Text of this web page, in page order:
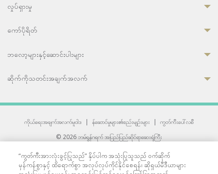
လှုပ်ရှားမှု
ကော်ပိုရိတ်
ဘလော့များနှင့်ဆောင်းပါးများ
ဆိုက်ကိုသတင်းအချက်အလက်
ကိုယ်ရေးအချက်အလက်မူဝါဒ | န်ဆောင်မှုများ၏စည်းမျဉ်းများ |
ကွတ်ကီးပေါ်လစီ
© 2026 ဘမ်ရွန်ဂရက် အပြည်ပြည်ဆိုင်ရာဆေးရုံကြီး
33 Sukhumvit 3, Wattana, Bangkok 10110 Thailand.
All rights reserved.
“ကွတ်ကီးအားလုံးခွင့်ပြုသည်” နှိပ်ပါက အသုံးပြုသူသည် ဝက်ဆိုက်
မှန်ကန်စွာနှင့် ထိရောက်စွာ အလုပ်လုပ်ကိုင်နိုင်စေရန်၊ ဆိုရှယ်မီဒီယာများ